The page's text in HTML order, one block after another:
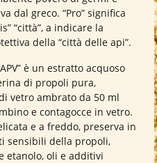
dal greco. “Pro” significa
“città”, a indicare la
della “città delle api”.
è un estratto acquoso
di propoli pura,
vetro ambrato da 50 ml
e contagocce in vetro.
e a freddo, preserva in
sensibili della propoli,
etanolo, oli e additivi